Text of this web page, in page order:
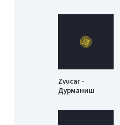
Zvucar -
Дурманиш